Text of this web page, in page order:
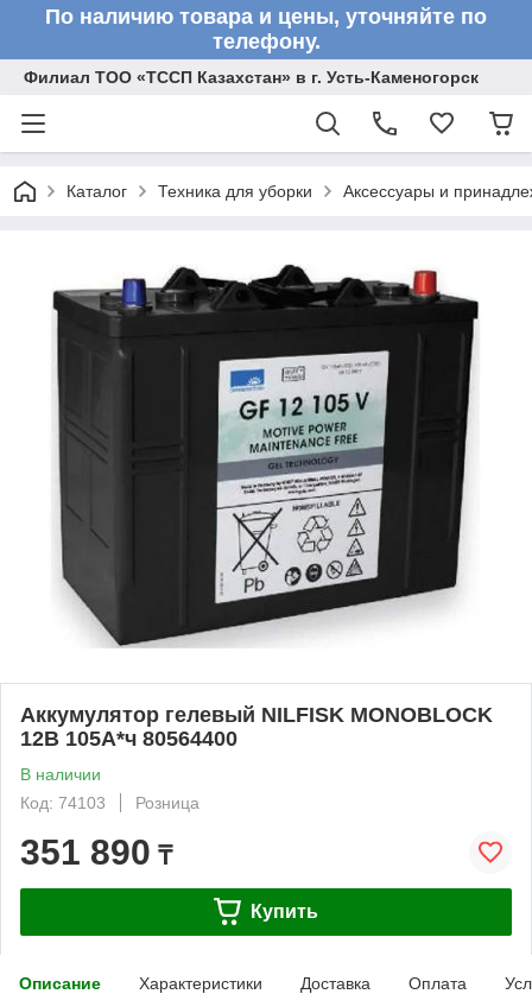
По наличию товара и цены, уточняйте по
телефону.
Филиал ТОО «ТССП Казахстан» в г. Усть-Каменогорск
Каталог Техника для уборки Аксессуары и
Аккумулятор гелевый NILFISK MONOBLOCK
12В 105А*ч 80564400
В наличии
Код: 74103
Розница
351 890 ₸
Купить
Описание Характеристики Доставка Оплата